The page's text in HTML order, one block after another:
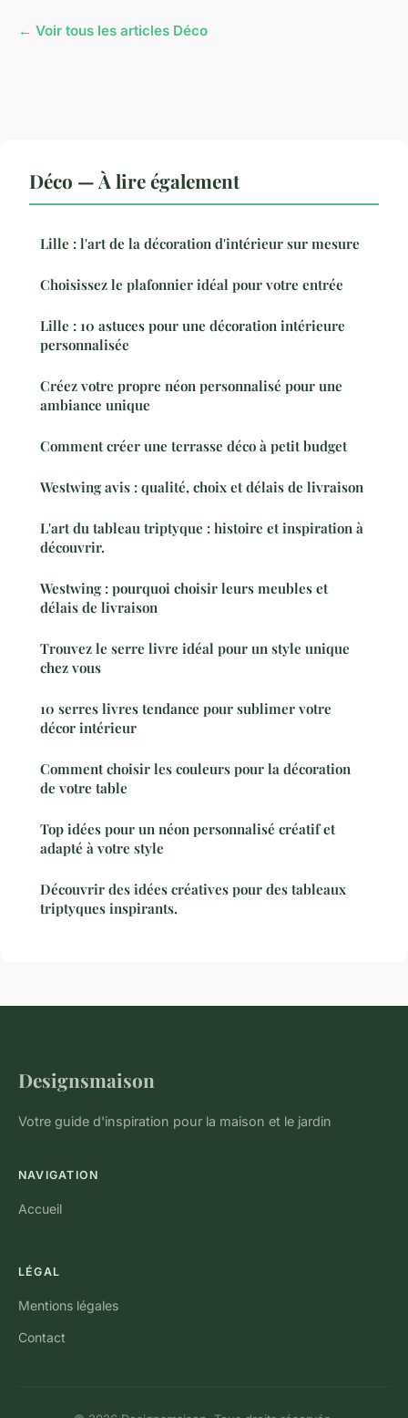
← Voir tous les articles Déco
Déco — À lire également
Lille : l'art de la décoration d'intérieur sur mesure
Choisissez le plafonnier idéal pour votre entrée
Lille : 10 astuces pour une décoration intérieure
personnalisée
Créez votre propre néon personnalisé pour une
ambiance unique
Comment créer une terrasse déco à petit budget
Westwing avis : qualité, choix et délais de livraison
L'art du tableau triptyque : histoire et inspiration à
découvrir.
Westwing : pourquoi choisir leurs meubles et
délais de livraison
Trouvez le serre livre idéal pour un style unique
chez vous
10 serres livres tendance pour sublimer votre
décor intérieur
Comment choisir les couleurs pour la décoration
de votre table
Top idées pour un néon personnalisé créatif et
adapté à votre style
Découvrir des idées créatives pour des tableaux
triptyques inspirants.
Designsmaison
Votre guide d'inspiration pour la maison et le jardin
NAVIGATION
Accueil
LÉGAL
Mentions légales
Contact